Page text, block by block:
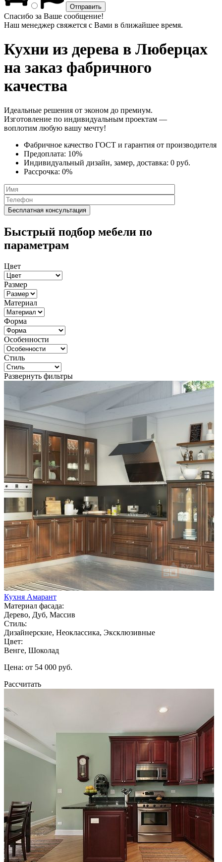
Спасибо за Ваше сообщение!
Наш менеджер свяжется с Вами в ближайшее время.
Кухни из дерева в Люберцах
на заказ фабричного
качества
Идеальные решения от эконом до премиум.
Изготовление по индивидуальным проектам —
воплотим любую вашу мечту!
Фабричное качество ГОСТ и гарантия от производителя
Предоплата: 10%
Индивидуальный дизайн, замер, доставка: 0 руб.
Рассрочка: 0%
Быстрый подбор мебели по
параметрам
Цвет
Размер
Материал
Форма
Особенности
Стиль
Развернуть фильтры
Кухня Амарант
Материал фасада:
Дерево, Дуб, Массив
Стиль:
Дизайнерские, Неоклассика, Эксклюзивные
Цвет:
Венге, Шоколад
Цена: от 54 000 руб.
Рассчитать